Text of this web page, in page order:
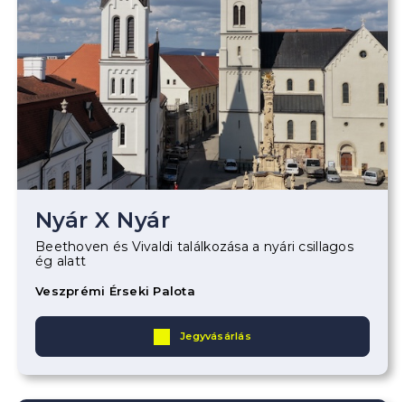
Nyár X Nyár
Beethoven és Vivaldi találkozása a nyári csillagos
ég alatt
Veszprémi Érseki Palota
Jegyvásárlás